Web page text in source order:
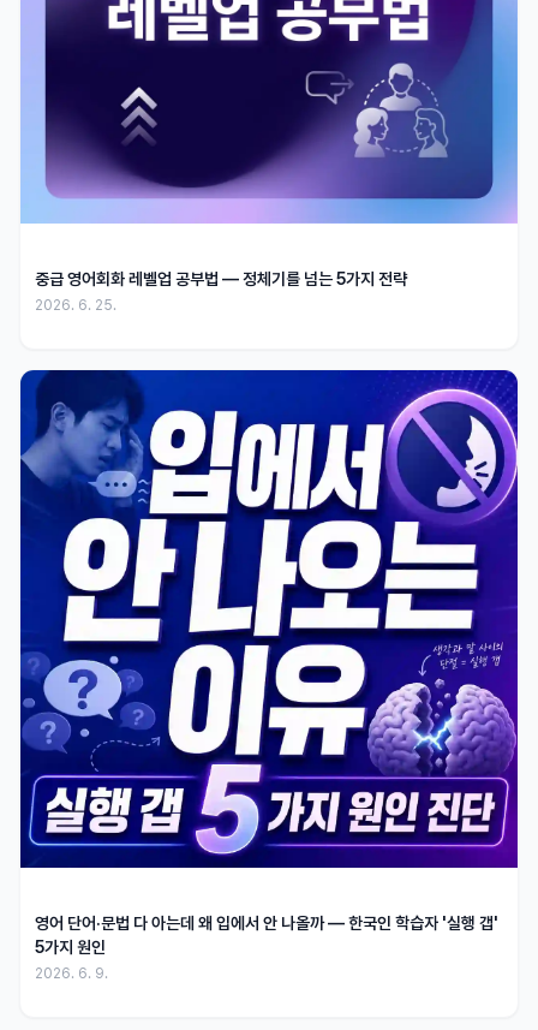
중급 영어회화 레벨업 공부법 — 정체기를 넘는 5가지 전략
2026. 6. 25.
영어 단어·문법 다 아는데 왜 입에서 안 나올까 — 한국인 학습자 '실행 갭'
5가지 원인
2026. 6. 9.